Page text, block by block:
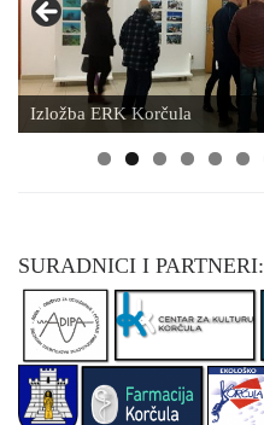
Izložba ERK Korčula
SURADNICI I PARTNERI: